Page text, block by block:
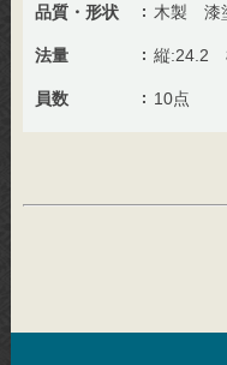
品質・形状 木製 漆
法量 縦:24.2
員数 10点